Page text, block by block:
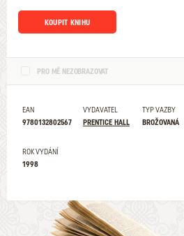
KOUPIT KNIHU
PRO MĚ NEZOBRAZOVAT
EAN
9780132802567
VYDAVATEL
PRENTICE HALL
TYP VAZBY
BROŽOVANÁ
ROK VYDÁNÍ
1998